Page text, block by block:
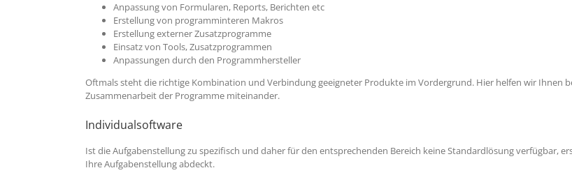
Anpassung von Formularen, Reports, Berichten etc
Erstellung von programminteren Makros
Erstellung externer Zusatzprogramme
Einsatz von Tools, Zusatzprogrammen
Anpassungen durch den Programmhersteller
Oftmals steht die richtige Kombination und Verbindung geeigneter Produkte im Vordergrund. Hier helfen wir Ihnen
Zusammenarbeit der Programme miteinander.
Individualsoftware
Ist die Aufgabenstellung zu spezifisch und daher für den entsprechenden Bereich keine Standardlösung verfügbar,
Ihre Aufgabenstellung abdeckt.